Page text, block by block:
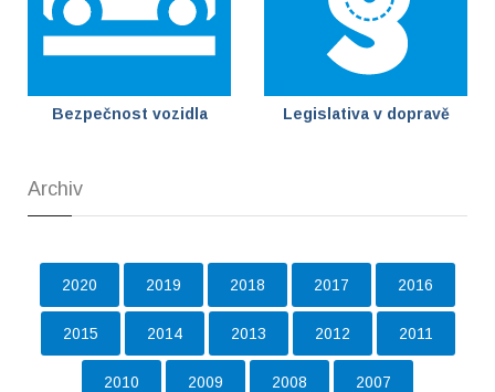
Bezpečnost vozidla Legislativa v dopravě
Archiv
2020 2019 2018 2017 2016
2015 2014 2013 2012 2011
2010 2009 2008 2007